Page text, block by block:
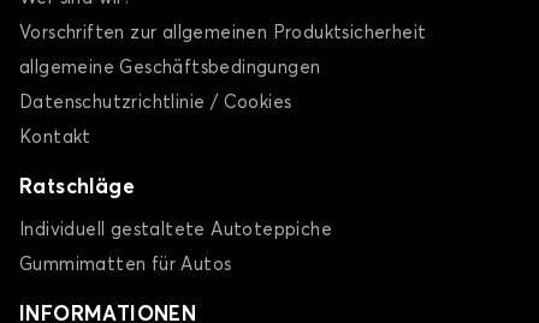
Kofferraummatten für AUDI A6
Vorschriften zur allgemeinen Produktsicherheit
allgemeine Geschäftsbedingungen
Datenschutzrichtlinie / Cookies
Kontakt
Ratschläge
Individuell gestaltete Autoteppiche
Gummimatten für Autos
INFORMATIONEN